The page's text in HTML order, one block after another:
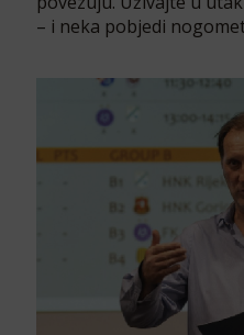
– i neka pobjedi